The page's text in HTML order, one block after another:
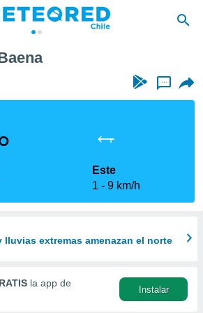
...
Este
1
9 km/h
lluvias extremas amenazan el norte
la app de
Instalar